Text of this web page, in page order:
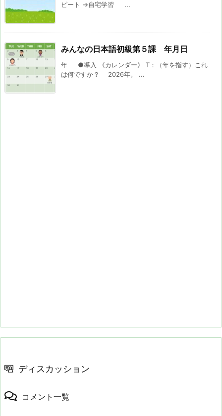
ピート →自宅学習 ...
みんなの日本語初級第５課 年月日
年 ●導入 《カレンダー》 T：（年を指す）これ
は何ですか？ 2026年。 ...
ディスカッション
コメント一覧